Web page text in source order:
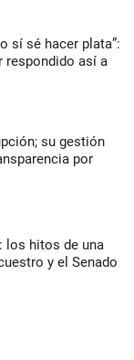
sí sé hacer plata”:
respondido así a
su gestión
por
los hitos de una
y el Senado